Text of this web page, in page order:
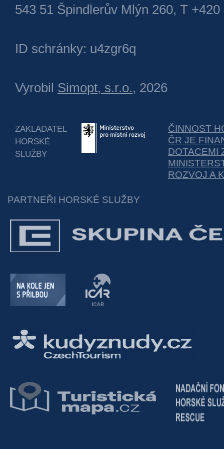
543 51 Špindlerův Mlýn 260, T +420
ID schránky: u4zgr6q
Vyrobil Simopt, s.r.o., 2026
ZAKLADATEL
HORSKÉ
SLUŽBY
ČINNOST
ČR JE
DOTACEMI
ROZVOJ A
PARTNEŘI HORSKÉ SLUŽBY